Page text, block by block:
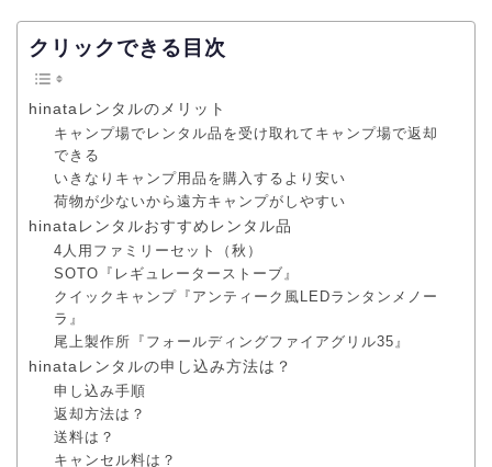
クリックできる目次
hinataレンタルのメリット
キャンプ場でレンタル品を受け取れてキャンプ場で返却
できる
いきなりキャンプ用品を購入するより安い
荷物が少ないから遠方キャンプがしやすい
hinataレンタルおすすめレンタル品
4人用ファミリーセット（秋）
SOTO『レギュレーターストーブ』
クイックキャンプ『アンティーク風LEDランタンメノー
ラ』
尾上製作所『フォールディングファイアグリル35』
hinataレンタルの申し込み方法は？
申し込み手順
返却方法は？
送料は？
キャンセル料は？